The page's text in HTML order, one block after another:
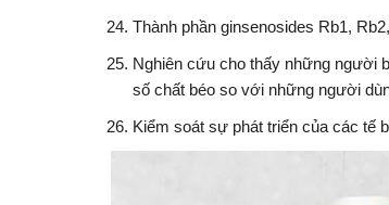
Thành phần ginsenosides Rb1,
Nghiên cứu cho thấy những người
số chất béo so với những người
Kiểm soát sự phát triển của các tế